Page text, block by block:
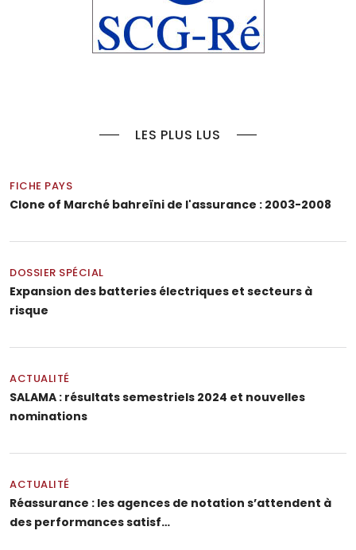
LES PLUS LUS
FICHE PAYS
Clone of Marché bahreïni de l'assurance : 2003-2008
DOSSIER SPÉCIAL
Expansion des batteries électriques et secteurs à
risque
ACTUALITÉ
SALAMA : résultats semestriels 2024 et nouvelles
nominations
ACTUALITÉ
Réassurance : les agences de notation s’attendent à
des performances satisf…